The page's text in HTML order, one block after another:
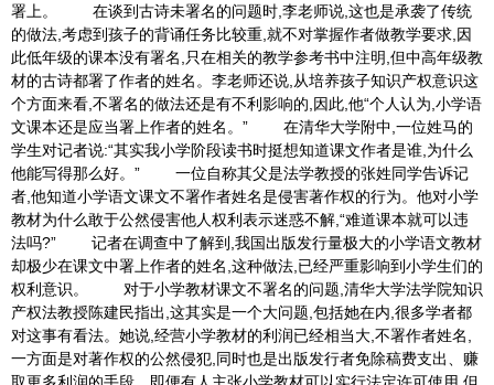
署上。 在谈到古诗未署名的问题时,李老师说,这也是承袭了传统
的做法,考虑到孩子的背诵任务比较重,就不对掌握作者做教学要求,因
此低年级的课本没有署名,只在相关的教学参考书中注明,但中高年级教
材的古诗都署了作者的姓名。李老师还说,从培养孩子知识产权意识这
个方面来看,不署名的做法还是有不利影响的,因此,他“个人认为,小学语
文课本还是应当署上作者的姓名。” 在清华大学附中,一位姓马的
学生对记者说:“其实我小学阶段读书时挺想知道课文作者是谁,为什么
他能写得那么好。” 一位自称其父是法学教授的张姓同学告诉记
者,他知道小学语文课文不署作者姓名是侵害著作权的行为。他对小学
教材为什么敢于公然侵害他人权利表示迷惑不解,“难道课本就可以违
法吗?” 记者在调查中了解到,我国出版发行量极大的小学语文教材
却极少在课文中署上作者的姓名,这种做法,已经严重影响到小学生们的
权利意识。 对于小学教材课文不署名的问题,清华大学法学院知识
产权法教授陈建民指出,这其实是一个大问题,包括她在内,很多学者都
对这事有看法。她说,经营小学教材的利润已经相当大,不署作者姓名,
一方面是对著作权的公然侵犯,同时也是出版发行者免除稿费支出、赚